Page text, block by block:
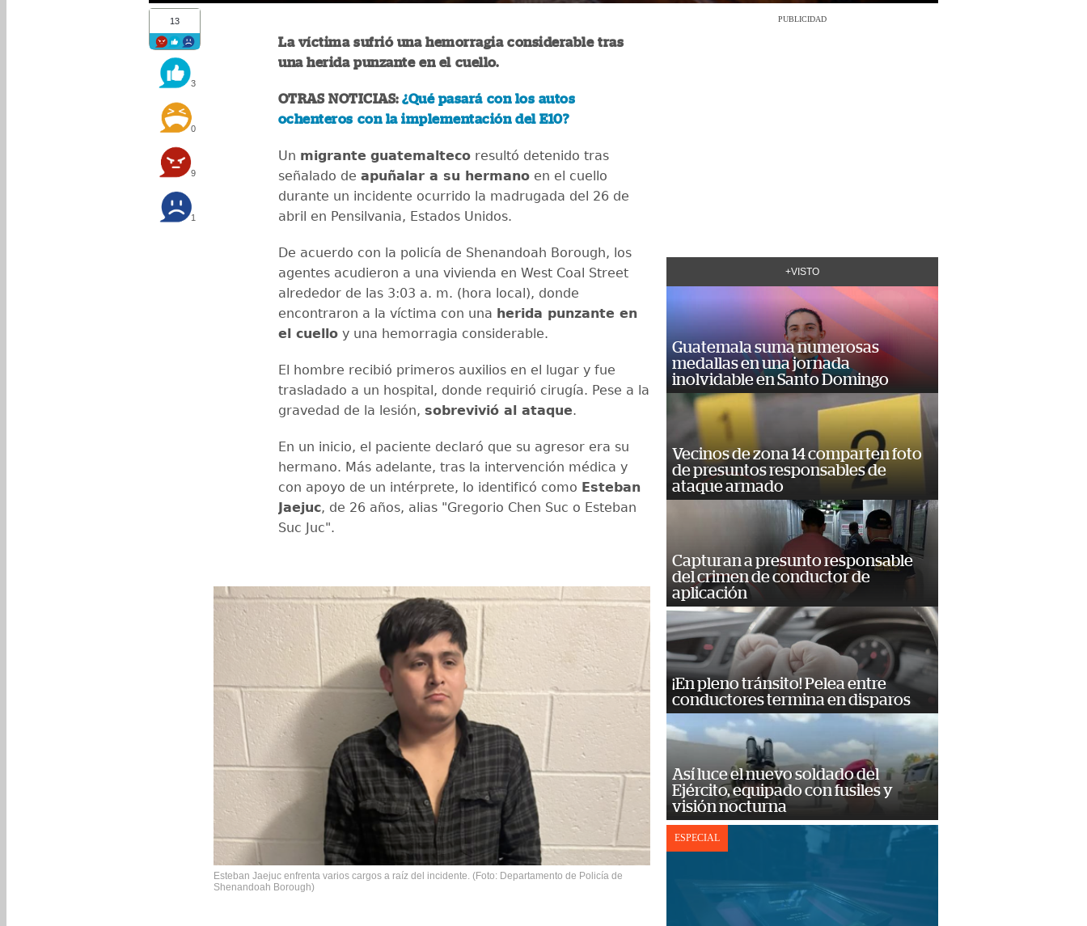
13
3
0
9
1
La víctima sufrió una hemorragia considerable tras
una herida punzante en el cuello.
OTRAS NOTICIAS:¿Qué pasará con los autos
ochenteros con la implementación del E10?
Un migrante guatemalteco resultó detenido tras
señalado de apuñalar a su hermano en el cuello
durante un incidente ocurrido la madrugada del 26 de
abril en Pensilvania, Estados Unidos.
De acuerdo con la policía de Shenandoah Borough, los
agentes acudieron a una vivienda en West Coal Street
alrededor de las 3:03 a. m. (hora local), donde
encontraron a la víctima con una herida punzante en
el cuello y una hemorragia considerable.
El hombre recibió primeros auxilios en el lugar y fue
trasladado a un hospital, donde requirió cirugía. Pese a la
gravedad de la lesión, sobrevivió al ataque.
En un inicio, el paciente declaró que su agresor era su
hermano. Más adelante, tras la intervención médica y
con apoyo de un intérprete, lo identificó como Esteban
Jaejuc, de 26 años, alias "Gregorio Chen Suc o Esteban
Suc Juc".
Esteban Jaejuc enfrenta varios cargos a raíz del incidente. (Foto: Departamento de Policía de
Shenandoah Borough)
PUBLICIDAD
+VISTO
Guatemala suma numerosas
medallas en una jornada
inolvidable en Santo Domingo
Vecinos de zona 14 comparten foto
de presuntos responsables de
ataque armado
Capturan a presunto responsable
del crimen de conductor de
aplicación
¡En pleno tránsito! Pelea entre
conductores termina en disparos
Así luce el nuevo soldado del
Ejército, equipado con fusiles y
visión nocturna
ESPECIAL